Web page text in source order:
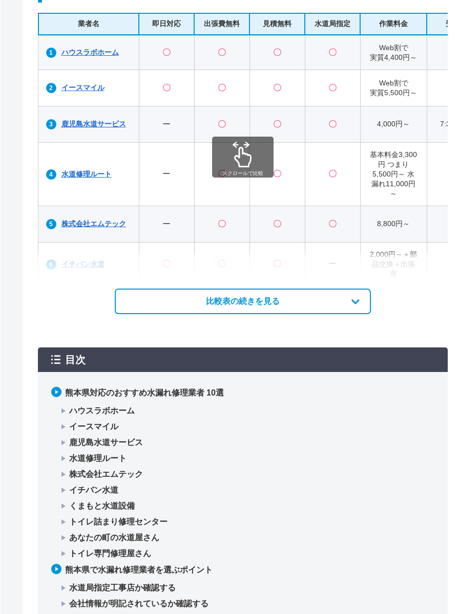
業者名 即日対応 出張費無料 見積無料 水道局指定 作業料金 受
ハウスラボホーム 〇 〇 〇 〇
Web割で
実質4,400円～
イースマイル 〇 〇 〇 〇
Web割で
実質5,500円～
鹿児島水道サービス ー 〇 〇 〇 4,000円～ 7:30
水道修理ルート ー 〇 〇 〇
基本料金3,300
円 つまり
5,500円～ 水
漏れ11,000円
～
株式会社エムテック ー 〇 〇 〇 8,800円～
イチバン水道 〇 〇 〇 ー
2,000円～＋部
品交換＋出張
スクロールで比較
比較表の続きを見る
目次
熊本県対応のおすすめ水漏れ修理業者 10選
ハウスラボホーム
イースマイル
鹿児島水道サービス
水道修理ルート
株式会社エムテック
イチバン水道
くまもと水道設備
トイレ詰まり修理センター
あなたの町の水道屋さん
トイレ専門修理屋さん
熊本県で水漏れ修理業者を選ぶポイント
水道局指定工事店か確認する
会社情報が明記されているか確認する